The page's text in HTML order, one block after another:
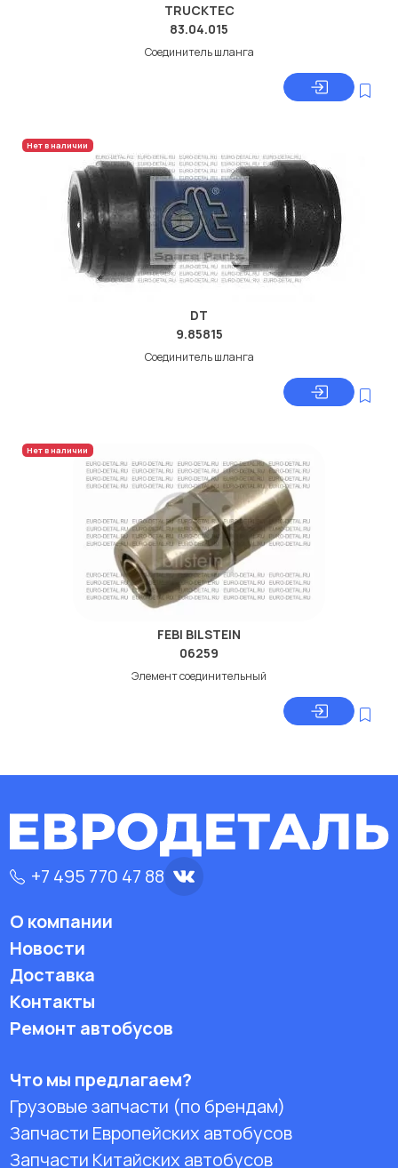
TRUCKTEC
83.04.015
Соединитель шланга
Нет в наличии
DT
9.85815
Соединитель шланга
Нет в наличии
FEBI BILSTEIN
06259
Элемент соединительный
+7 495 770 47 88
О компании
Новости
Доставка
Контакты
Ремонт автобусов
Что мы предлагаем?
Грузовые запчасти (по брендам)
Запчасти Европейских автобусов
Запчасти Китайских автобусов